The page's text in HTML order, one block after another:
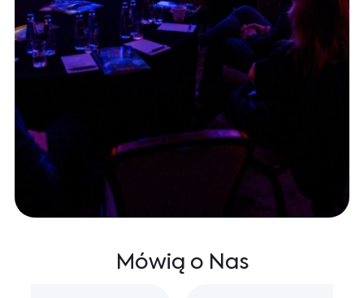
Mówią o Nas